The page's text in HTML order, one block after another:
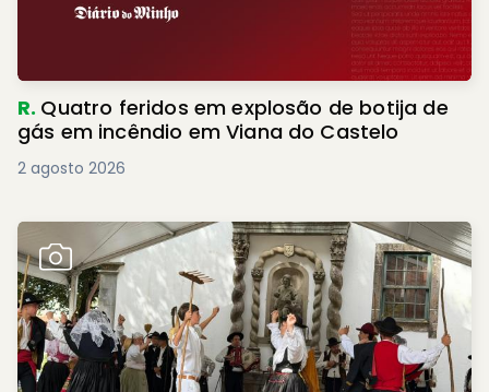
R. Quatro feridos em explosão de botija de
gás em incêndio em Viana do Castelo
2 agosto 2026